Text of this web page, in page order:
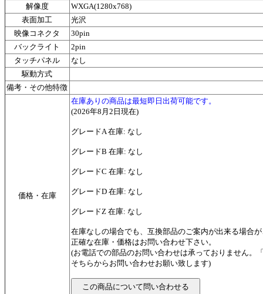
解像度
WXGA(1280x768)
表面加工
光沢
映像コネクタ
30pin
バックライト
2pin
タッチパネル
なし
駆動方式
備考・その他特徴
価格・在庫
在庫ありの商品は最短即日出荷可能です。
(2026年8月2日現在)
グレードA 在庫: なし
グレードB 在庫: なし
グレードC 在庫: なし
グレードD 在庫: なし
グレードZ 在庫: なし
在庫なしの場合でも、互換部品のご案内が出来る場合
正確な在庫・価格はお問い合わせ下さい。
(お電話での部品のお問い合わせは承っておりません。
そちらからお問い合わせお願い致します)